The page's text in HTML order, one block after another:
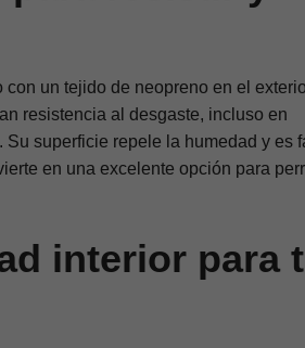
con untejido de neopreno en el
resistencia al desgaste, incluso en
Su superficie repele la humedad y es
en una excelente opción para
interior para